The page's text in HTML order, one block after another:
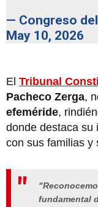
— Congreso
May 10, 2026
El Tribunal
Pacheco Zerga,
efeméride,
donde destaca su
con sus familias y
fundamental